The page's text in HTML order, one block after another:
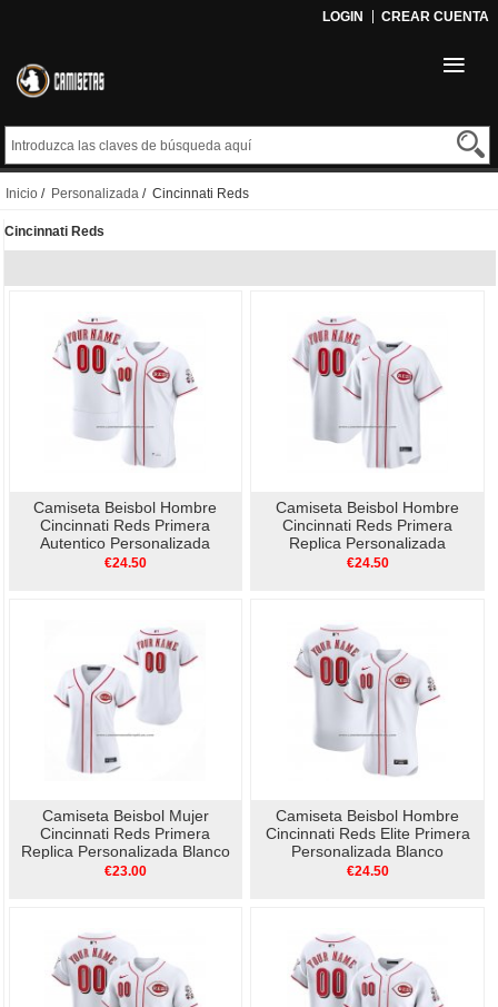
LOGIN CREAR CUENTA
Inicio / Personalizada / Cincinnati Reds
Cincinnati Reds
Camiseta Beisbol Hombre
Cincinnati Reds Primera
Autentico Personalizada
Blanco1
€24.50
Camiseta Beisbol Hombre
Cincinnati Reds Primera
Replica Personalizada
Blanco1
€24.50
Camiseta Beisbol Mujer
Cincinnati Reds Primera
Replica Personalizada Blanco
€23.00
Camiseta Beisbol Hombre
Cincinnati Reds Elite Primera
Personalizada Blanco
€24.50